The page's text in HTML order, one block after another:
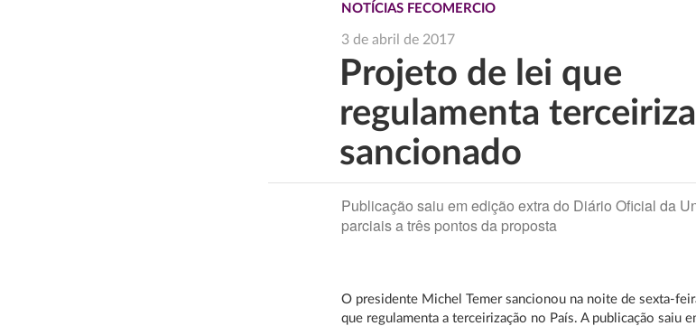
NOTÍCIAS FECOMERCIO
3 de abril de 2017
Projeto de lei que
regulamenta
sancionado
Publicação saiu em edição extra do Diário Oficial da
parciais a três pontos da proposta
O presidente Michel Temer sancionou na noite de sexta-
que regulamenta a terceirização no País. A publicação saiu